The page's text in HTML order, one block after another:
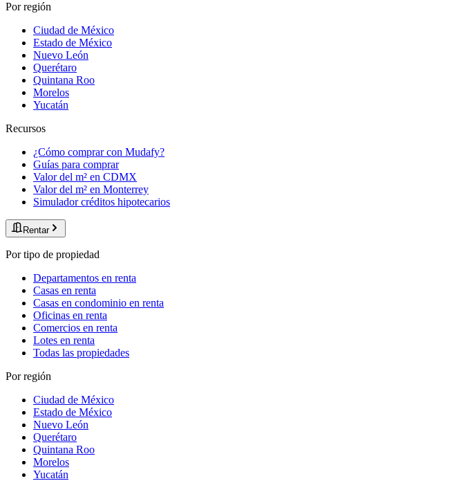
Por región
Ciudad de México
Estado de México
Nuevo León
Querétaro
Quintana Roo
Morelos
Yucatán
Recursos
¿Cómo comprar con Mudafy?
Guías para comprar
Valor del m² en CDMX
Valor del m² en Monterrey
Simulador créditos hipotecarios
Rentar
Por tipo de propiedad
Departamentos en renta
Casas en renta
Casas en condominio en renta
Oficinas en renta
Comercios en renta
Lotes en renta
Todas las propiedades
Por región
Ciudad de México
Estado de México
Nuevo León
Querétaro
Quintana Roo
Morelos
Yucatán